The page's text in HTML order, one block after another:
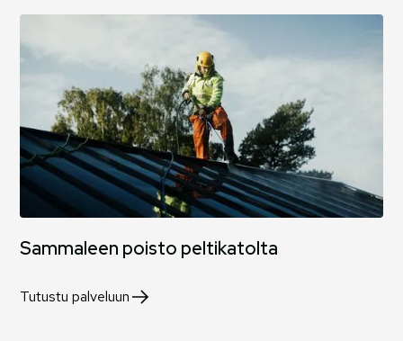
Sammaleen poisto peltikatolta
Tutustu palveluun